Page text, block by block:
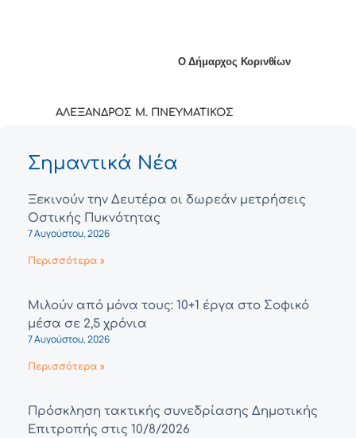
Ο Δήμαρχος Κορινθίων
ΑΛΕΞΑΝΔΡΟΣ Μ. ΠΝΕΥΜΑΤΙΚΟΣ
Σημαντικά Νέα
Ξεκινούν την Δευτέρα οι δωρεάν μετρήσεις
Οστικής Πυκνότητας
7 Αυγούστου, 2026
Περισσότερα »
Μιλούν από μόνα τους: 10+1 έργα στο Σοφικό
μέσα σε 2,5 χρόνια
7 Αυγούστου, 2026
Περισσότερα »
Πρόσκληση τακτικής συνεδρίασης Δημοτικής
Επιτροπής στις 10/8/2026